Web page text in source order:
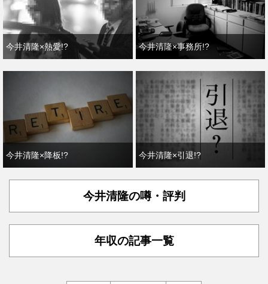
今井清隆×熱愛!? 今井清隆×事務所!?
今井清隆×降板!? 今井清隆×引退!?
今井清隆の噂・評判
年収の記事一覧